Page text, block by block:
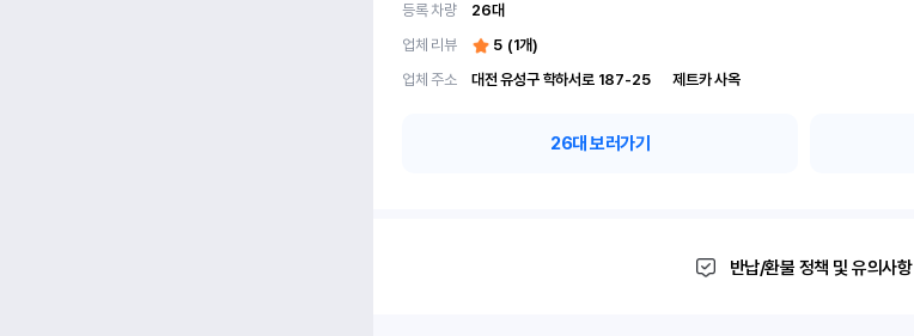
등록 차량 26대
업체 리뷰
5 (1개)
업체 주소
대전 유성구 학하서로 187-25	제트카 사옥
26대 보러가기
반납/환불 정책 및 유의사항